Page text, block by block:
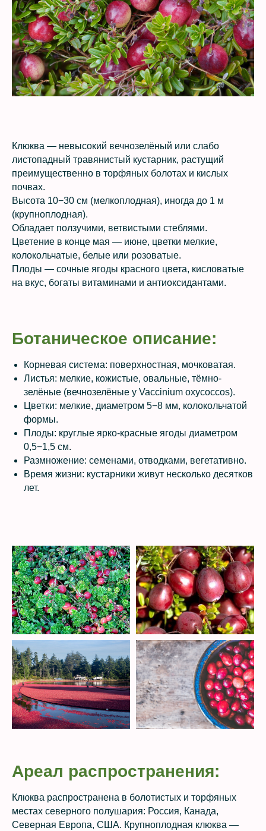
Клюква — невысокий вечнозелёный или слабо
листопадный травянистый кустарник, растущий
преимущественно в торфяных болотах и кислых
почвах.
Высота 10−30 см (мелкоплодная), иногда до 1 м
(крупноплодная).
Обладает ползучими, ветвистыми стеблями.
Цветение в конце мая — июне, цветки мелкие,
колокольчатые, белые или розоватые.
Плоды — сочные ягоды красного цвета, кисловатые
на вкус, богаты витаминами и антиоксидантами.
Ботаническое описание:
Корневая система: поверхностная, мочковатая.
Листья: мелкие, кожистые, овальные, тёмно-
зелёные (вечнозелёные у Vaccinium oxycoccos).
Цветки: мелкие, диаметром 5−8 мм, колокольчатой
формы.
Плоды: круглые ярко-красные ягоды диаметром
0,5−1,5 см.
Размножение: семенами, отводками, вегетативно.
Время жизни: кустарники живут несколько десятков
лет.
Ареал распространения:
Клюква распространена в болотистых и торфяных
местах северного полушария: Россия, Канада,
Северная Европа, США. Крупноплодная клюква —